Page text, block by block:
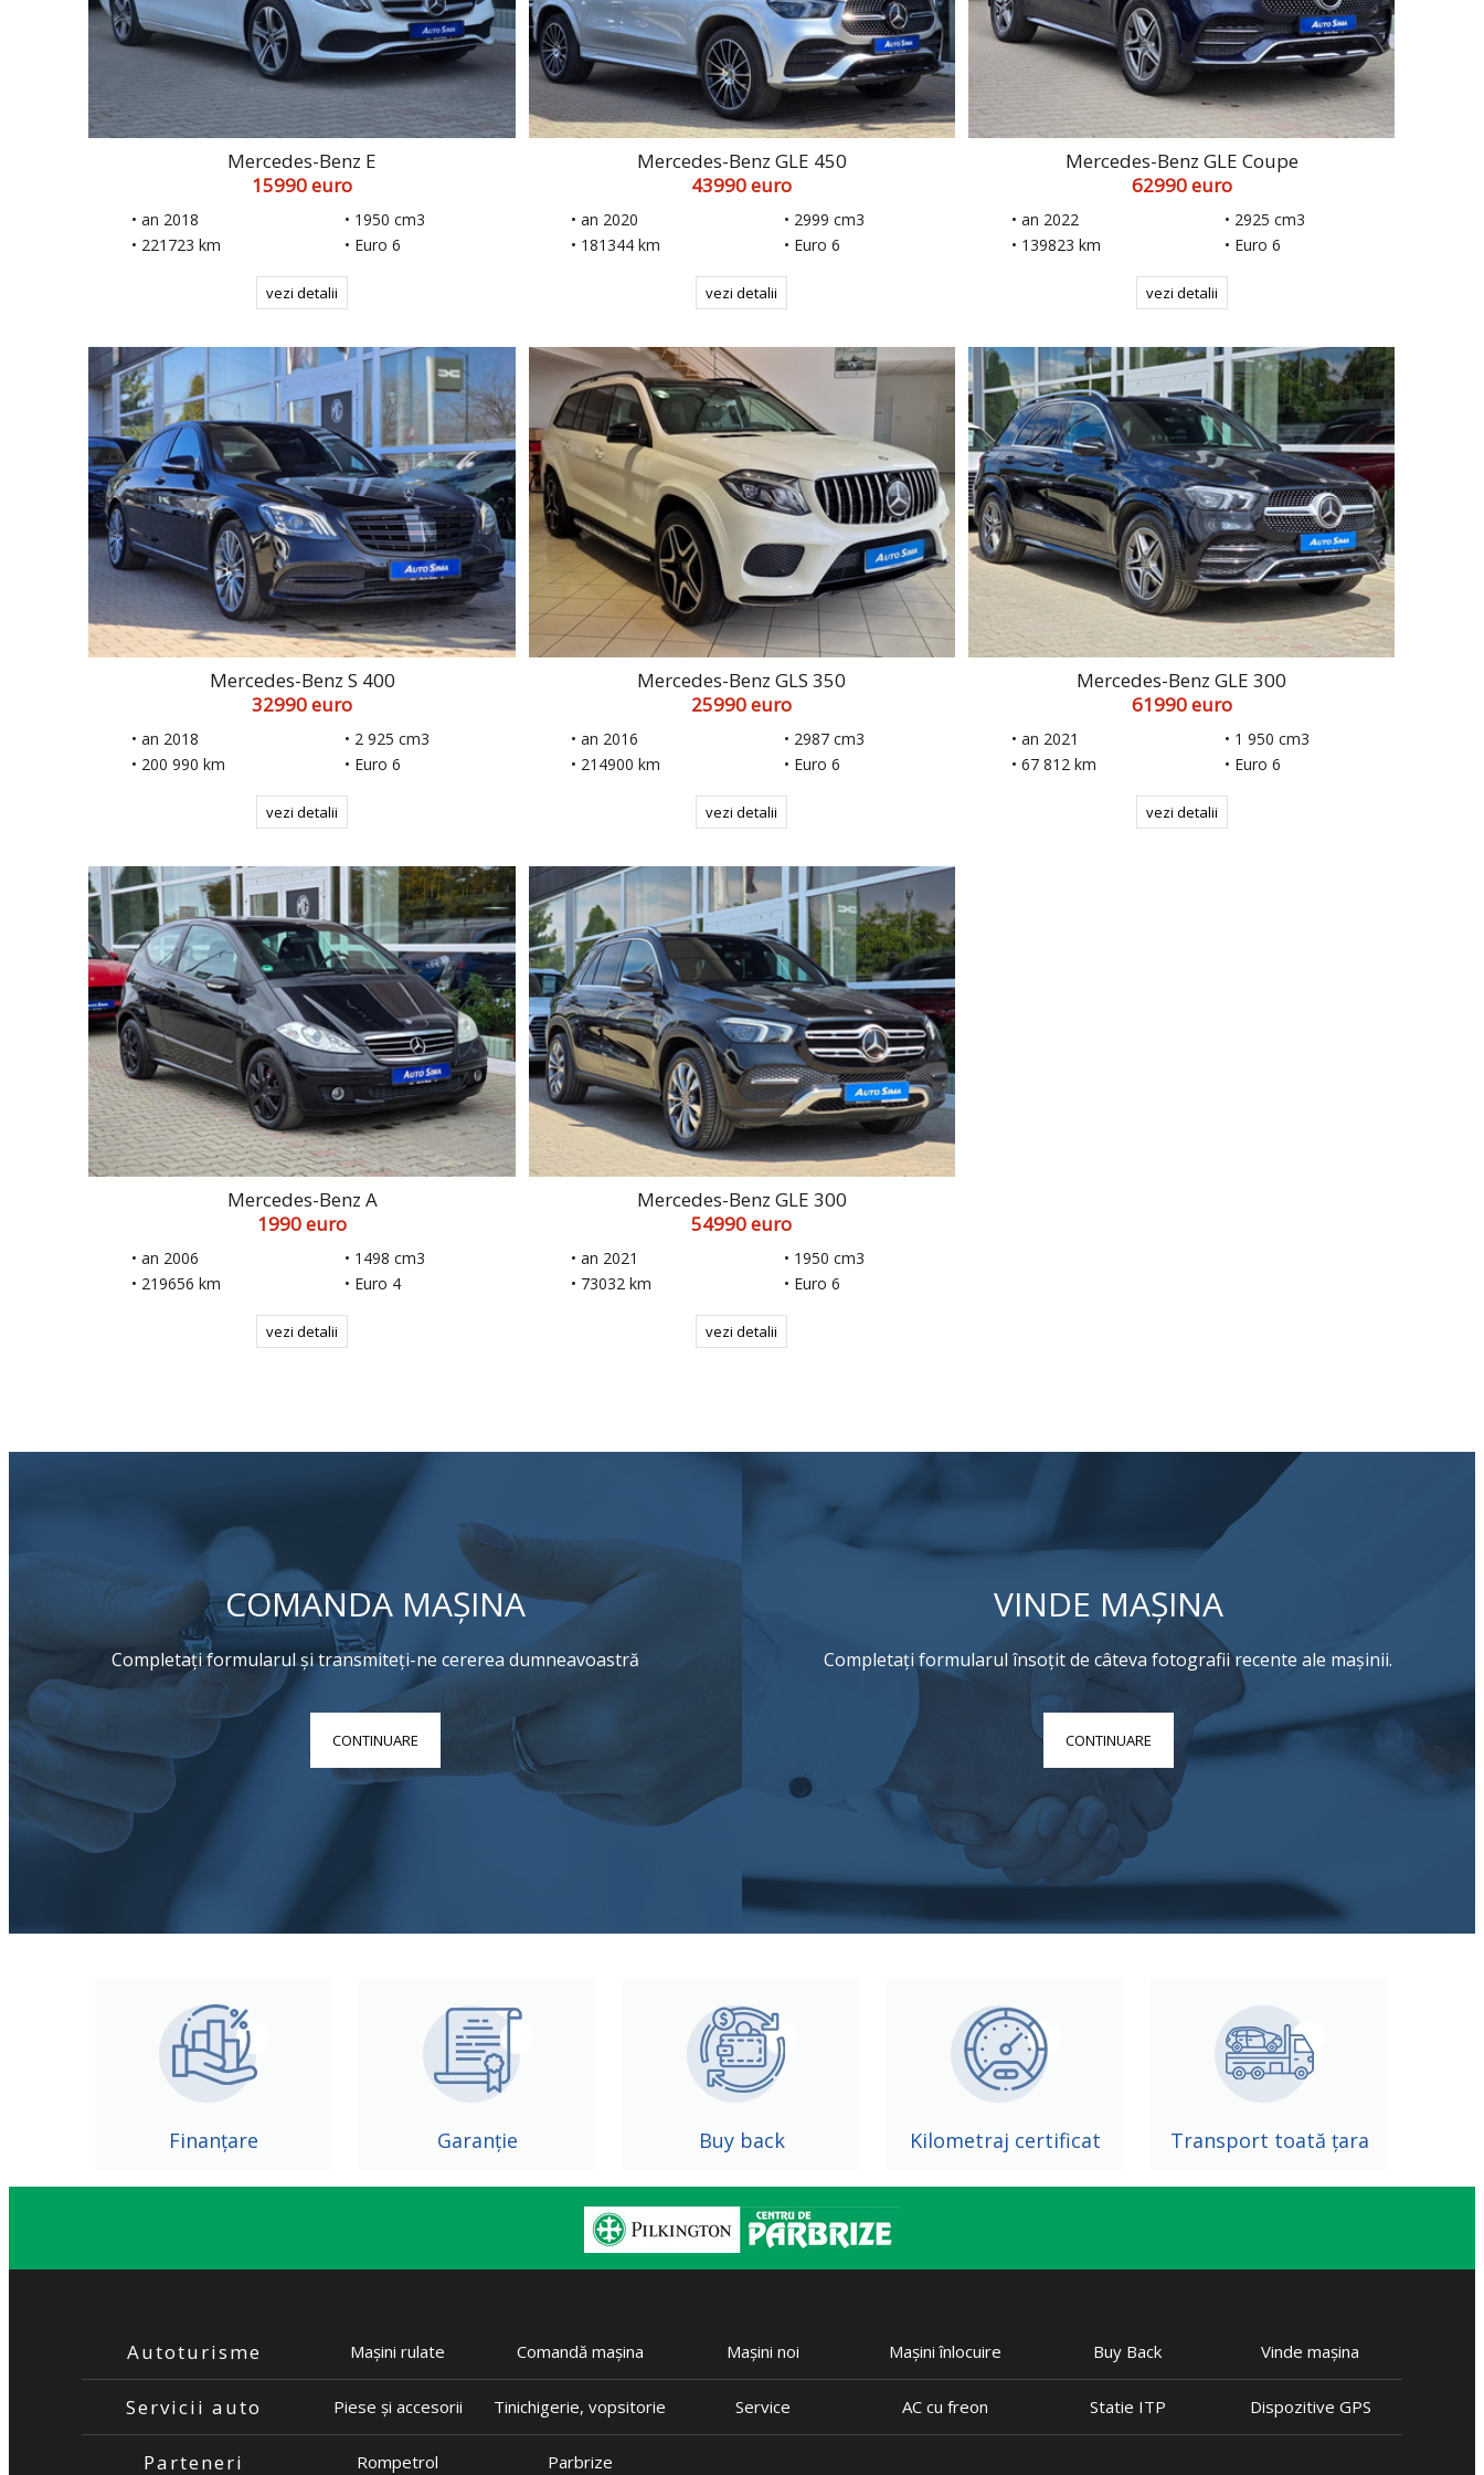
Mercedes-Benz E
15990 euro
• an 2018
• 221723 km
• 1950 cm3
• Euro 6
vezi detalii
Mercedes-Benz GLE 450
43990 euro
• an 2020
• 181344 km
• 2999 cm3
• Euro 6
vezi detalii
Mercedes-Benz GLE Coupe
62990 euro
• an 2022
• 139823 km
• 2925 cm3
• Euro 6
vezi detalii
Mercedes-Benz S 400
32990 euro
• an 2018
• 200 990 km
• 2 925 cm3
• Euro 6
vezi detalii
Mercedes-Benz GLS 350
25990 euro
• an 2016
• 214900 km
• 2987 cm3
• Euro 6
vezi detalii
Mercedes-Benz GLE 300
61990 euro
• an 2021
• 67 812 km
• 1 950 cm3
• Euro 6
vezi detalii
Mercedes-Benz A
1990 euro
• an 2006
• 219656 km
• 1498 cm3
• Euro 4
vezi detalii
Mercedes-Benz GLE 300
54990 euro
• an 2021
• 73032 km
• 1950 cm3
• Euro 6
vezi detalii
COMANDA MAȘINA
Completați formularul și transmiteți-ne cererea dumneavoastră
CONTINUARE
VINDE MAȘINA
Completați formularul însoțit de câteva fotografii recente ale mașinii.
CONTINUARE
Finanțare Garanție Buy back Kilometraj certificat Transport toată țara
Autoturisme Mașini rulate Comandă mașina Mașini noi Mașini înlocuire Buy Back Vinde mașina
Servicii auto Piese și accesorii Tinichigerie, vopsitorie Service AC cu freon Statie ITP Dispozitive GPS
Parteneri Rompetrol Parbrize